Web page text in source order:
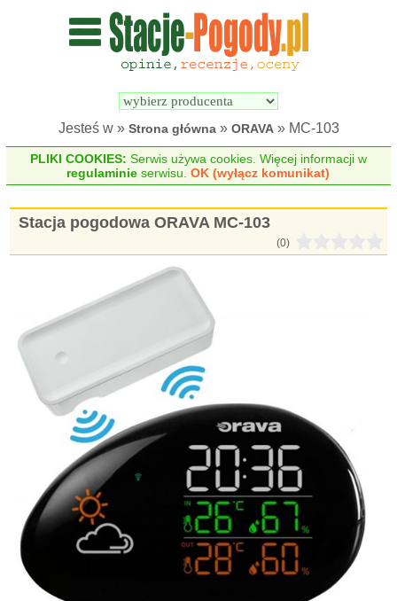
Wyszukiwarka
pogodowych
Jesteś w » Strona główna» ORAVA» MC-103
PLIKI COOKIES: Serwis używa cookies. Więcej informacji w
regulaminie serwisu.OK (wyłącz komunikat)
Stacja pogodowa ORAVA MC-103
(0)